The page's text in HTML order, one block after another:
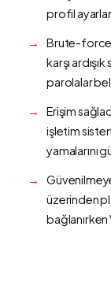
profil
Brute-force
karşı
parolalar
Erişim
işletim
yamalarını
üzerinden
bağlanırken